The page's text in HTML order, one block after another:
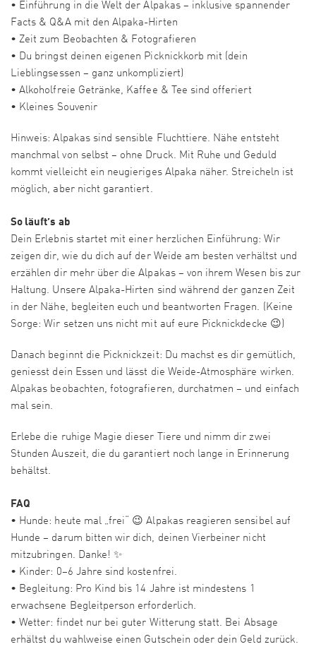
• Einführung in die Welt der Alpakas – inklusive spannender
Facts & Q&A mit den Alpaka-Hirten
• Zeit zum Beobachten & Fotografieren
• Du bringst deinen eigenen Picknickkorb mit (dein
Lieblingsessen – ganz unkompliziert)
• Alkoholfreie Getränke, Kaffee & Tee sind offeriert
• Kleines Souvenir
Hinweis: Alpakas sind sensible Fluchttiere. Nähe entsteht
manchmal von selbst – ohne Druck. Mit Ruhe und Geduld
kommt vielleicht ein neugieriges Alpaka näher. Streicheln ist
möglich, aber nicht garantiert.
So läuft’s ab
Dein Erlebnis startet mit einer herzlichen Einführung: Wir
zeigen dir, wie du dich auf der Weide am besten verhältst und
erzählen dir mehr über die Alpakas – von ihrem Wesen bis zur
Haltung. Unsere Alpaka-Hirten sind während der ganzen Zeit
in der Nähe, begleiten euch und beantworten Fragen. (Keine
Sorge: Wir setzen uns nicht mit auf eure Picknickdecke 😉)
Danach beginnt die Picknickzeit: Du machst es dir gemütlich,
geniesst dein Essen und lässt die Weide-Atmosphäre wirken.
Alpakas beobachten, fotografieren, durchatmen – und einfach
mal sein.
Erlebe die ruhige Magie dieser Tiere und nimm dir zwei
Stunden Auszeit, die du garantiert noch lange in Erinnerung
behältst.
FAQ
• Hunde: heute mal „frei“ 😉 Alpakas reagieren sensibel auf
Hunde – darum bitten wir dich, deinen Vierbeiner nicht
mitzubringen. Danke! ✨
• Kinder: 0–6 Jahre sind kostenfrei.
• Begleitung: Pro Kind bis 14 Jahre ist mindestens 1
erwachsene Begleitperson erforderlich.
• Wetter: findet nur bei guter Witterung statt. Bei Absage
erhältst du wahlweise einen Gutschein oder dein Geld zurück.